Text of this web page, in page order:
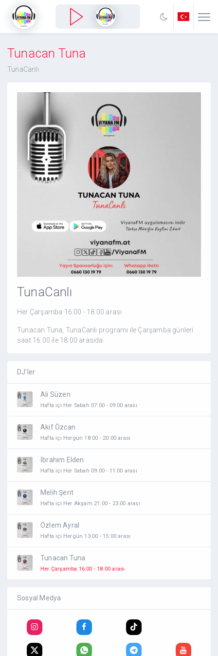
Tunacan Tuna
TunaCanlı
TunaCanlı
Her Çarşamba 16:00 - 18:00 arası
Tunacan Tuna, TunaCanlı programı ile Çarşamba günleri
saat 16:00 ile 18:00 arasıda
DJ'ler
Ali Süzen
Hafta içi Her Sabah 07:00 - 09:00 arası
Akif Özcan
Hafta içi Hergün 18:00 - 20:00 arası
İbrahim Elden
Hafta içi Her Sabah 09:00 - 11:00 arası
Melih Şerit
Hafta içi Her Akşam 21:00 - 23:00 arası
Özlem Ayral
Hafta içi Hergün 13:00 - 15:00 arası
Tunacan Tuna
Her Çarşamba 16:00 - 18:00 arası
Sosyal Medya